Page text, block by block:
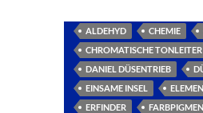
ALDEHYD CHEMIE
CHROMATISCHE TONLEITER
DANIEL DÜSENTRIEB
EINSAME INSEL
ERFINDER